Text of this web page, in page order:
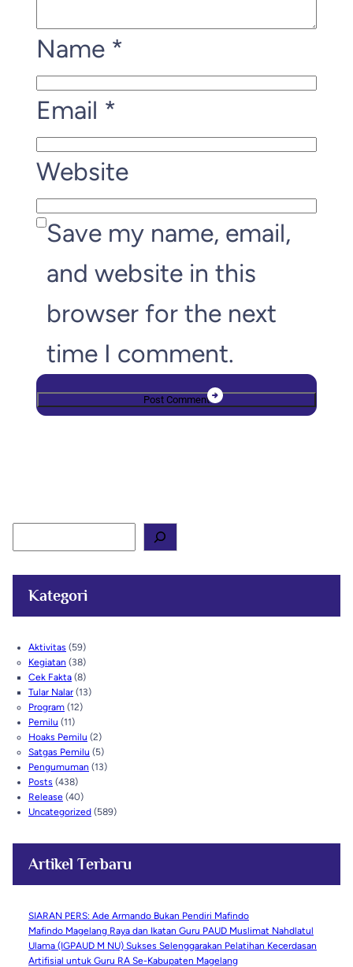
Name *
Email *
Website
Save my name, email,
and website in this
browser for the next
time I comment.
r
Kategori
Aktivitas (59)
Kegiatan (38)
Cek Fakta (8)
Tular Nalar (13)
Program (12)
Pemilu (11)
Hoaks Pemilu (2)
Satgas Pemilu (5)
Pengumuman (13)
Posts (438)
Release (40)
Uncategorized (589)
Artikel Terbaru
SIARAN PERS: Ade Armando Bukan Pendiri Mafindo
Mafindo Magelang Raya dan Ikatan Guru PAUD Muslimat Nahdlatul
Ulama (IGPAUD M NU) Sukses Selenggarakan Pelatihan Kecerdasan
Artifisial untuk Guru RA Se-Kabupaten Magelang